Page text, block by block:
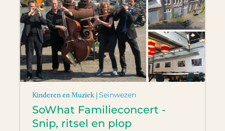
Kinderen en Muziek |Seinwezen
SoWhat Familieconcert -
Snip, ritsel en plop